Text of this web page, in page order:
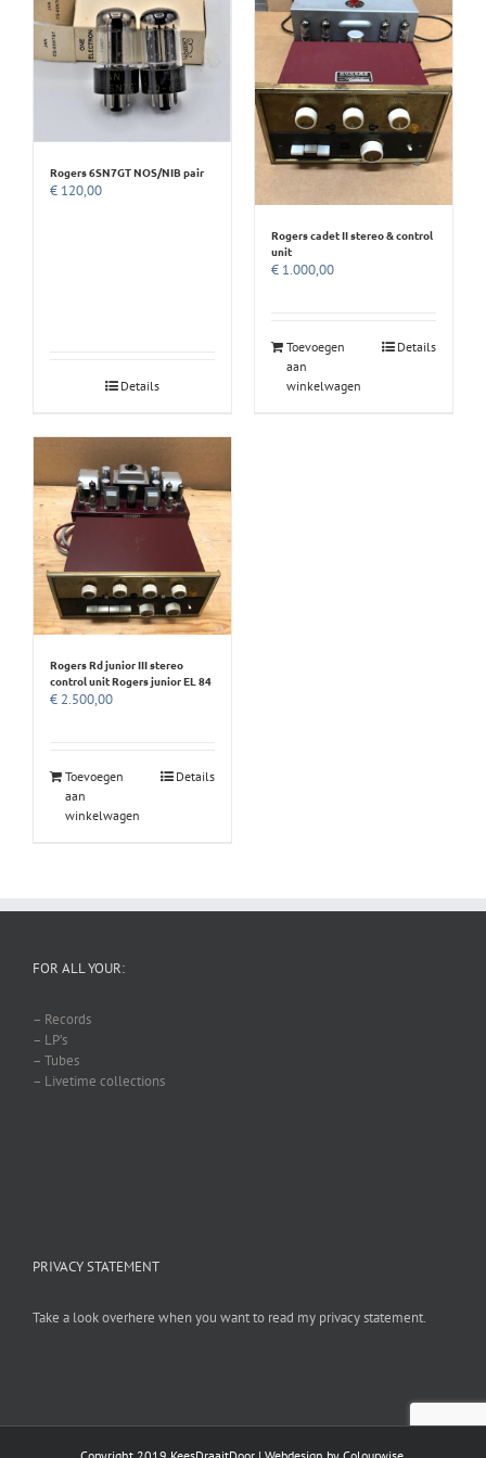
Rogers 6SN7GT NOS/NIB pair
€ 120,00
Details
Rogers cadet II stereo & control
unit
€ 1.000,00
Toevoegen
aan
winkelwagen
Details
Rogers Rd junior III stereo
control unit Rogers junior EL 84
€ 2.500,00
Toevoegen
aan
winkelwagen
Details
FOR ALL YOUR:
– Records
– LP’s
– Tubes
– Livetime collections
PRIVACY STATEMENT
Take a look overhere when you want to read my privacy statement.